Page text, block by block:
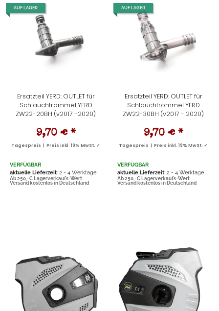
AUF LAGER
Ersatzteil YERD: OUTLET für
Schlauchtrommel YERD
ZW22-20BH (v2017 -2020)
9,70 € *
Tagespreis | Preis inkl. 19% MwSt. ✓
VERFÜGBAR
aktuelle Lieferzeit: 2 - 4 Werktage
Ab 250,-€ Lagerverkaufs-Wert
Versand kostenlos in Deutschland
AUF LAGER
Ersatzteil YERD: OUTLET für
Schlauchtrommel YERD
ZW22-30BH (v2017 - 2020)
9,70 € *
Tagespreis | Preis inkl. 19% MwSt. ✓
VERFÜGBAR
aktuelle Lieferzeit: 2 - 4 Werktage
Ab 250,-€ Lagerverkaufs-Wert
Versand kostenlos in Deutschland